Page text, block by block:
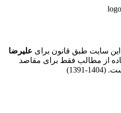
سایت طبق قانون برای علیرضا
از مطالب فقط برای مقاصد
1391)